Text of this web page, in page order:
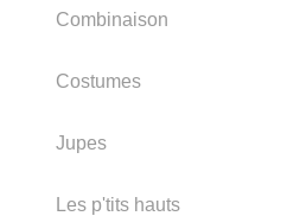
Combinaison
Costumes
Jupes
Les p'tits hauts